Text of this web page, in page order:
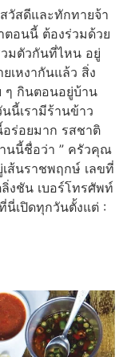
วัสดีและทักทายจ้า
ตอนนี้ ต้องร่วมด้วย
วมตัวกันที่ไหน อยู่
เหงากันแล้ว สิ่ง
ๆ กินตอนอยู่บ้าน
เรามีร้านข้าว
อร่อยมาก รสชาติ
นนี้ชื่อว่า ” ครัวคุณ
ส้นราชพฤกษ์ เลขที่
งชัน เบอร์โทรศัพท์
นี่เปิดทุกวันตั้งแต่ :